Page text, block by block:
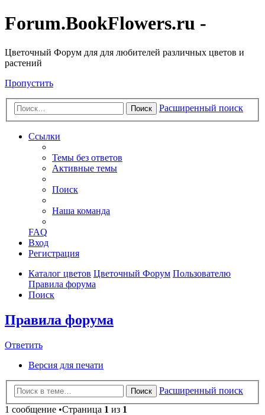
Forum.BookFlowers.ru -
Цветочный Форум для для любителей различных цветов и
растений
Пропустить
Поиск Расширенный поиск
Ссылки
Темы без ответов
Активные темы
Поиск
Наша команда
FAQ
Вход
Регистрация
Каталог цветов Цветочный Форум Пользователю
Правила форума
Поиск
Правила форума
Ответить
Версия для печати
Поиск
Расширенный поиск
1 сообщение •Страница 1 из 1